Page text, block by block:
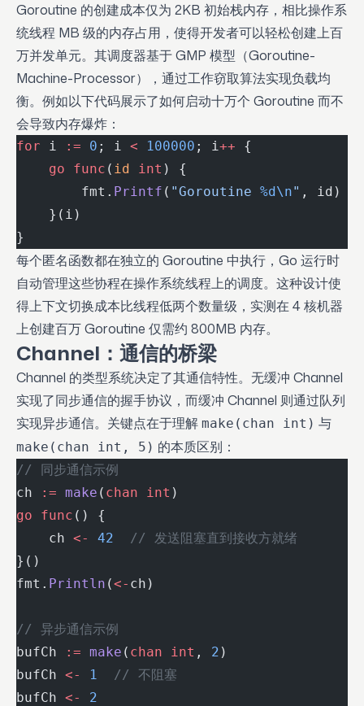
Goroutine 的创建成本仅为 2KB 初始栈内存，相比操作系
统线程 MB 级的内存占用，使得开发者可以轻松创建上百
万并发单元。其调度器基于 GMP 模型（Goroutine-
Machine-Processor），通过工作窃取算法实现负载均
衡。例如以下代码展示了如何启动十万个 Goroutine 而不
会导致内存爆炸：
for i := 0 ; i < 100000 ; i++ {
    go
func ( id int ) {
        fmt.
Printf ( "Goroutine %d\n" , id)
    }(i)
}
每个匿名函数都在独立的 Goroutine 中执行，Go 运行时
自动管理这些协程在操作系统线程上的调度。这种设计使
得上下文切换成本比线程低两个数量级，实测在 4 核机器
上创建百万 Goroutine 仅需约 800MB 内存。
Channel：通信的桥梁
Channel 的类型系统决定了其通信特性。无缓冲 Channel
实现了同步通信的握手协议，而缓冲 Channel 则通过队列
实现异步通信。关键点在于理解 make(chan int) 与
make(chan int, 5) 的本质区别：
// 同步通信示例
ch
:= make ( chan int )
go func () {
    ch
<- 42
  // 发送阻塞直到接收方就绪
}()
fmt. Println (<- ch)
// 异步通信示例
bufCh
:= make ( chan int , 2 )
bufCh <- 1
  // 不阻塞
bufCh <-
2